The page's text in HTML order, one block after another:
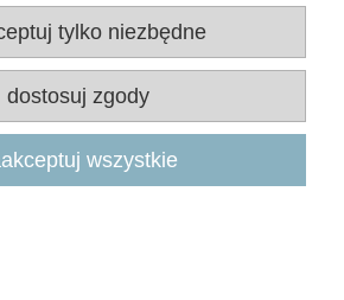
OTC dla zwierząt. Nadzór sprawuje :
z/s w Siedlcach
08-110 Siedlce
tylko niezbędne
dostosuj zgody
wszystkie